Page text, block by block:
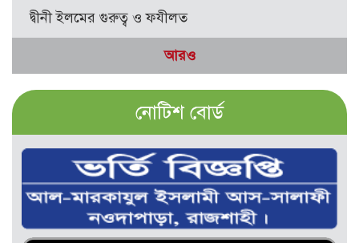
দ্বীনী ইলমের গুরুত্ব ও ফযীলত
আরও
নোটিশ বোর্ড